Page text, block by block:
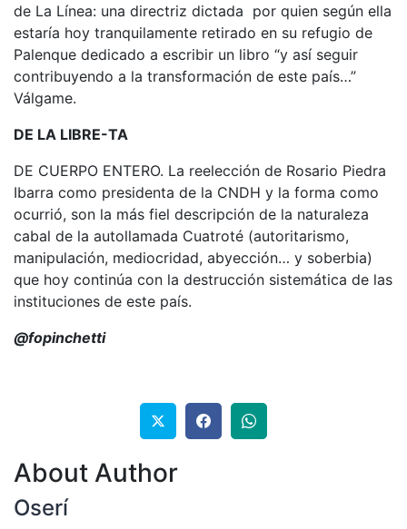
de La Línea: una directriz dictada por quien según ella
estaría hoy tranquilamente retirado en su refugio de
Palenque dedicado a escribir un libro “y así seguir
contribuyendo a la transformación de este país…”
Válgame.
DE LA LIBRE-TA
DE CUERPO ENTERO. La reelección de Rosario Piedra
Ibarra como presidenta de la CNDH y la forma como
ocurrió, son la más fiel descripción de la naturaleza
cabal de la autollamada Cuatroté (autoritarismo,
manipulación, mediocridad, abyección… y soberbia)
que hoy continúa con la destrucción sistemática de las
instituciones de este país.
@fopinchetti
About Author
Oserí